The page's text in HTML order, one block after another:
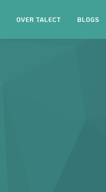
OVER TALECT BLOGS